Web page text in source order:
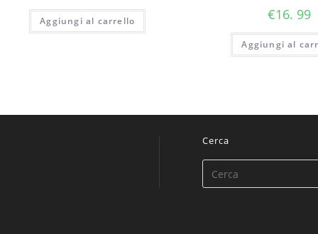
Aggiungi al carrello €16. 99
Aggiungi al
Cerca